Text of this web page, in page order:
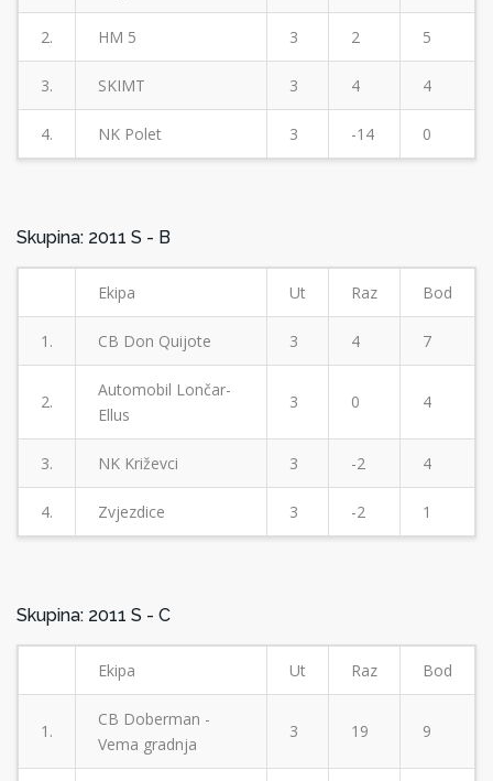
2. HM 5 3 2 5
3. SKIMT 3 4 4
4. NK Polet 3 -14 0
Skupina: 2011 S - B
Ekipa Ut Raz Bod
1. CB Don Quijote 3 4 7
2.
Automobil Lončar-
Ellus
3 0 4
3. NK Križevci 3 -2 4
4. Zvjezdice 3 -2 1
Skupina: 2011 S - C
Ekipa Ut Raz Bod
1.
CB Doberman -
Vema gradnja
3 19 9